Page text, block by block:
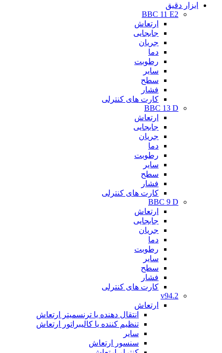
ابزار دقیق
BBC 11 E2
ارتعاش
جابجایی
جریان
دما
رطوبت
سایر
سطح
فشار
کارت های کنترلی
BBC 13 D
ارتعاش
جابجایی
جریان
دما
رطوبت
سایر
سطح
فشار
کارت های کنترلی
BBC 9 D
ارتعاش
جابجایی
جریان
دما
رطوبت
سایر
سطح
فشار
کارت های کنترلی
v94.2
ارتعاش
انتقال دهنده یا ترنسمیتر ارتعاش
تنظیم کننده یا کالیبراتور ارتعاش
سایر
سنسور ارتعاش